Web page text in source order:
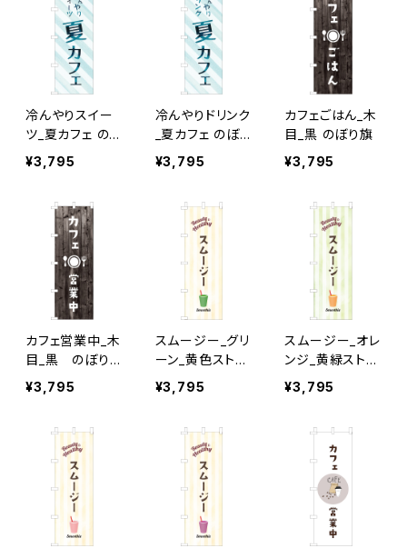
冷んやりスイー
ツ_夏カフェ の
ぼり旗
¥3,795
冷んやりドリンク
_夏カフェ のぼり
旗
¥3,795
カフェごはん_木
目_黒 のぼり旗
¥3,795
カフェ営業中_木
目_黒 のぼり
旗
¥3,795
スムージー_グリ
ーン_黄色ストラ
イプ のぼり旗
¥3,795
スムージー_オレ
ンジ_黄緑ストラ
イプ のぼり旗
¥3,795